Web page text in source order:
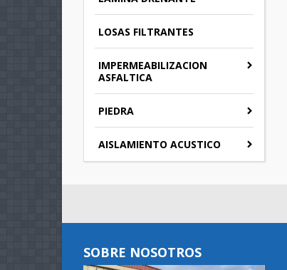
LOSAS FILTRANTES
IMPERMEABILIZACION
ASFALTICA
PIEDRA
AISLAMIENTO ACUSTICO
SOBRE NOSOTROS